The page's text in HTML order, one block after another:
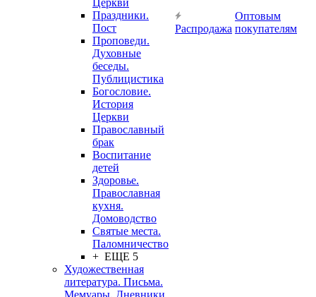
Церкви
Праздники.
Пост
Проповеди.
Духовные
беседы.
Публицистика
Богословие.
История
Церкви
Православный
брак
Воспитание
детей
Здоровье.
Православная
кухня.
Домоводство
Святые места.
Паломничество
+ ЕЩЕ 5
Художественная
литература. Письма.
Мемуары. Дневники
Распродажа
Оптовым
покупателям